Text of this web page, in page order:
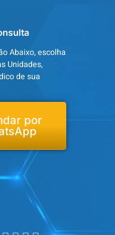
Abaixo, escolha
Unidades,
de sua
por